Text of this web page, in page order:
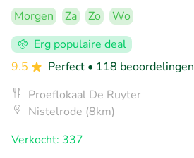
Morgen Za Zo
Wo
Erg populaire deal
9.5
Perfect • 118 beoordelingen
Proeflokaal De Ruyter
Nistelrode (8km)
Verkocht: 337